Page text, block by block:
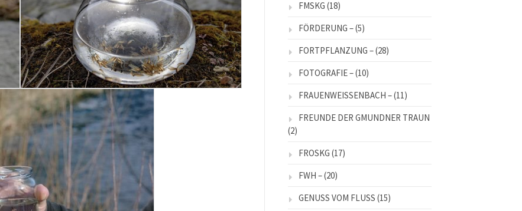
FMSKG (18)
FÖRDERUNG –(5)
FORTPFLANZUNG –(28)
FOTOGRAFIE –(10)
FRAUENWEISSENBACH –(11)
FREUNDE DER GMUNDNER TRAUN
(2)
FROSKG (17)
FWH –(20)
GENUSS VOM FLUSS (15)